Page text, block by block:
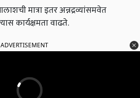
मात्रा इतर अन्नद्रव्यांसमवेत
कार्यक्षमता वाढते.
ADVERTISEMENT